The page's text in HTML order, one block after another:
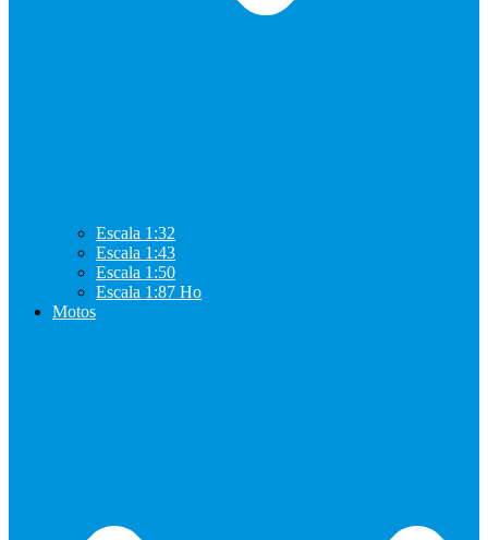
Escala 1:32
Escala 1:43
Escala 1:50
Escala 1:87 Ho
Motos